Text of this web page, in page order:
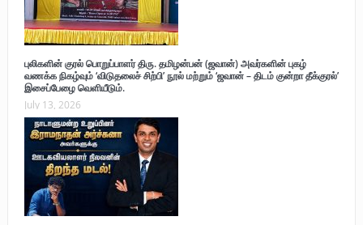
புலிகளின் குரல் பொறுப்பாளர் திரு. தமிழன்பன் (ஜவான்) அவர்களின் புகழ்
வணக்க நிகழ்வும் ‘விடுதலைச் சிற்பி’ நூல் மற்றும் ‘ஜவான் – திடம் குன்றா தீக்குரல்’
இசைப்பேழை வெளியீடும்.
July 13, 2026